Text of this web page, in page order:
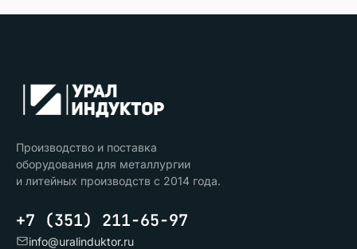
Производство и поставка
оборудования для металлургии
и литейных производств с 2014 года.
+7 (351) 211-65-97
info@uralinduktor.ru